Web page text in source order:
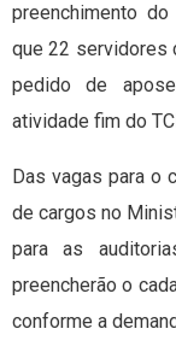
preenchimento
que 22 servidores
pedido de
atividade fim do
Das vagas para o
de cargos no
para as
preencherão o
conforme a